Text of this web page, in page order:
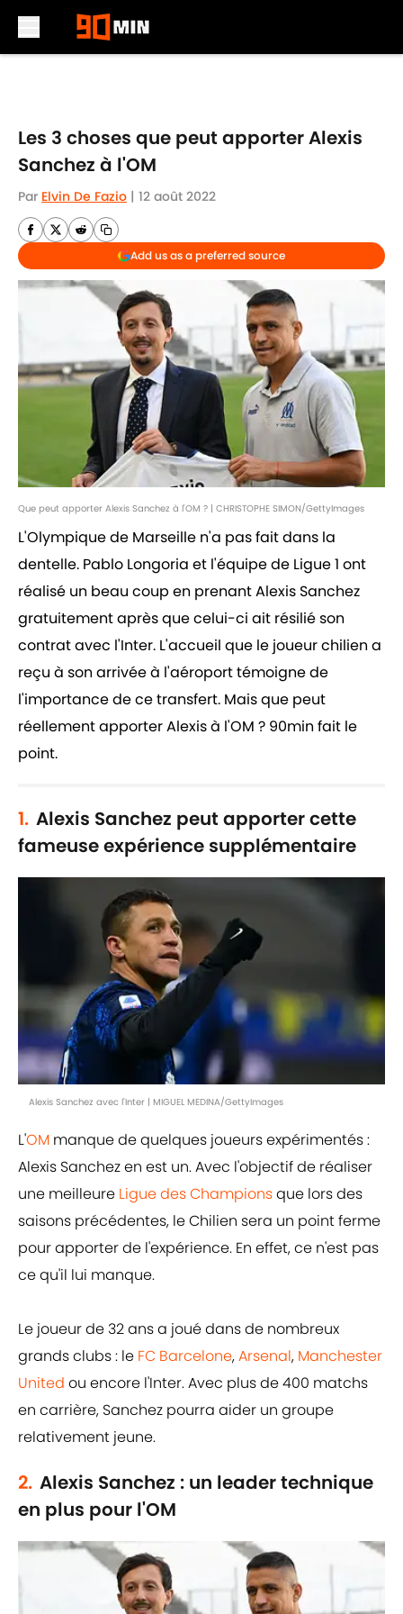
Les 3 choses que peut apporter Alexis
Sanchez à l'OM
Par Elvin De Fazio | 12 août 2022
Add us as a preferred source
Que peut apporter Alexis Sanchez à l'OM ? | CHRISTOPHE SIMON/GettyImages
L'Olympique de Marseille n'a pas fait dans la
dentelle. Pablo Longoria et l'équipe de Ligue 1 ont
réalisé un beau coup en prenant Alexis Sanchez
gratuitement après que celui-ci ait résilié son
contrat avec l'Inter. L'accueil que le joueur chilien a
reçu à son arrivée à l'aéroport témoigne de
l'importance de ce transfert. Mais que peut
réellement apporter Alexis à l'OM ? 90min fait le
point.
1. Alexis Sanchez peut apporter cette
fameuse expérience supplémentaire
Alexis Sanchez avec l'Inter | MIGUEL MEDINA/GettyImages
L'OM manque de quelques joueurs expérimentés :
Alexis Sanchez en est un. Avec l'objectif de réaliser
une meilleure Ligue des Championsque lors des
saisons précédentes, le Chilien sera un point ferme
pour apporter de l'expérience. En effet, ce n'est pas
ce qu'il lui manque.
Le joueur de 32 ans a joué dans de nombreux
grands clubs : le FC Barcelone,Arsenal, Manchester
United ou encore l'Inter. Avec plus de 400 matchs
en carrière, Sanchez pourra aider un groupe
relativement jeune.
2. Alexis Sanchez : un leader technique
en plus pour l'OM